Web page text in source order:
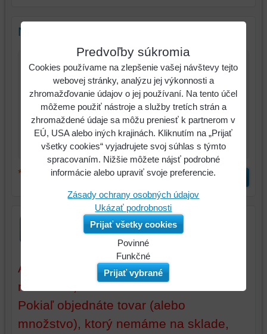
Nový komentár
Názov:
Meno:*
Komentár:*
* (Povinné) Odoslať
Aktuálne ceny sú platné iba pri tovare a
množstve, ktoré máme na sklade.
Pokiaľ objednáte tovar (alebo
množstvo), ktorý nemáme na sklade,
Predvoľby súkromia
Cookies používame na zlepšenie vašej návštevy tejto
webovej stránky, analýzu jej výkonnosti a
zhromažďovanie údajov o jej používaní. Na tento účel
môžeme použiť nástroje a služby tretích strán a
zhromaždené údaje sa môžu preniesť k partnerom v
EÚ, USA alebo iných krajinách. Kliknutím na „Prijať
všetky cookies“ vyjadrujete svoj súhlas s týmto
spracovaním. Nižšie môžete nájsť podrobné
informácie alebo upraviť svoje preferencie.
Zásady ochrany osobných údajov
Ukázať podrobnosti
Prijať všetky cookies
Povinné
údaje
na
Funkčné
na
vašom
Prijať vybrané